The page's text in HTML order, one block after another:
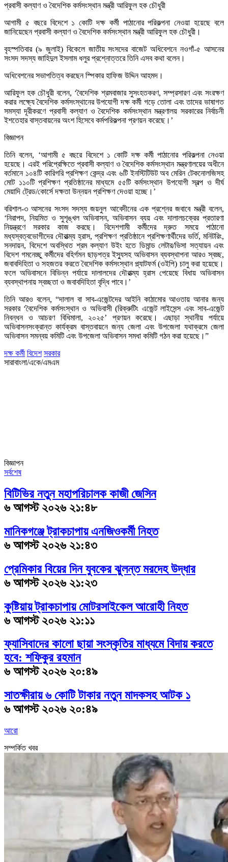
প্রবাসী কল্যাণ ও বৈদেশিক কর্মসংস্থান মন্ত্রী আরিফুল হক চৌধুরী
আগামী ৫ বছরে বিদেশে ১ কোটি দক্ষ কর্মী পাঠানোর পরিকল্পনা নেওয়া হয়েছে বলে
জানিয়েছেন প্রবাসী কল্যাণ ও বৈদেশিক কর্মসংস্থান মন্ত্রী আরিফুল হক চৌধুরী।
বৃহস্পতিবার (৯ জুলাই) বিকেলে জাতীয় সংসদের বাজেট অধিবেশনে নওগাঁ-৫ আসনের
সংসদ সদস্য জাহিদুল ইসলাম ধলুর প্রশ্নোত্তরে তিনি এসব কথা বলেন।
অধিবেশনের সভাপতিত্ব করছেন স্পিকার হাফিজ উদ্দিন আহমদ।
আরিফুল হক চৌধুরী বলেন, ‘বৈদেশিক শ্রমবাজার সুসংহতকরণ, সম্প্রসারণ এবং সংরক্ষণ
করার লক্ষ্যে বৈদেশিক কর্মসংস্থানের উপযোগী দক্ষ কর্মী গড়ে তোলা এবং তাদের ভাষাগত
সমস্যা দূরীকরণে প্রবাসী কল্যাণ ও বৈদেশিক কর্মসংস্থান মন্ত্রণালয় সরকারের নির্বাচনী
ইশতেহার বাস্তবায়নের অংশ হিসেবে কর্মপরিকল্পনা প্রণয়ন করেছে।’
বিজ্ঞাপন
তিনি বলেন, ‘আগামী ৫ বছরে বিদেশে ১ কোটি দক্ষ কর্মী পাঠানোর পরিকল্পনা নেওয়া
হয়েছে। এরই পরিপ্রেক্ষিতে প্রবাসী কল্যাণ ও বৈদেশিক কর্মসংস্থান মন্ত্রণালয়ের অধীনে
বর্তমানে ১০৪টি কারিগরি প্রশিক্ষণ কেন্দ্র এবং ৬টি ইনস্টিটিউট অব মেরিন টেকনোলজিসহ
মোট ১১০টি প্রশিক্ষণ প্রতিষ্ঠানের মাধ্যমে ৫৫টি কর্মসংস্থান উপযোগী স্বল্প ও দীর্ঘ
মেয়াদি ট্রেড/কোর্সে দক্ষতা উন্নয়ন প্রশিক্ষণ দেওয়া হচ্ছে।’
বরিশাল-৩ আসনের সংসদ সদস্য জয়নুল আবেদীনের এক প্রশ্নের জবাবে মন্ত্রী বলেন,
‘নিরাপদ, নিয়মিত ও সুশৃঙ্খল অভিবাসন, অভিবাসন ব্যয় এবং দালালচক্রের প্রতারণা
নিয়ন্ত্রণে সরকার কাজ করছে। বিদেশগামী কর্মীদের দ্রুত সময়ে পাঠানো
মধ্যস্বত্বভোগীদের দৌরাত্ম্য হ্রাস, প্রশিক্ষণ প্রতিষ্ঠানে প্রশিক্ষণার্থীদের ভর্তি, মনিটরিং,
সনদায়ন, বিদেশে অবস্থিত শ্রম কল্যাণ উইং হতে ডিমান্ড লেটার/ভিসা সত্যায়ন এবং
বিদেশ গমনেচ্ছু কর্মীদের বহির্গমন ছাড়পত্র ইস্যুসহ অভিবাসন ব্যবস্থাপনা আরও স্বচ্ছ,
জবাবদিহিতা ও সহজতর করতে বৈদেশিক কর্মসংস্থান প্ল্যাটফর্ম (ওইপি) চালু করা হয়েছে।
ফলে অভিবাসনে বিভিন্ন পর্যায়ে দালালদের দৌরাত্ম্য হ্রাস পেয়েছে বিধায় অভিবাসন
ব্যবস্থাপনায় স্বচ্ছতা ও জবাবদিহিতা বৃদ্ধি পাবে।’
তিনি আরও বলেন, “দালাল বা সাব-এজেন্টদের আইনি কাঠামোর আওতায় আনার জন্য
সরকার ‘বৈদেশিক কর্মসংস্থান ও অভিবাসী (রিক্রুটিং এজেন্ট লাইসেন্স এবং সাব-এজেন্ট
নিবন্ধন ও আচরণ বিধিমালা, ২০২৫’ প্রণয়ন করেছে। এছাড়া স্থানীয় পর্যায়ে
অভিবাসনসংক্রান্ত কার্যক্রম বাস্তবায়নে জন্য জেলা এবং উপজেলা যথাক্রমে জেলা
অভিবাসন সমন্বয় কমিটি এবং উপজেলা অভিবাসন সমধা কমিটি গঠন করা হয়েছে।”
দক্ষ কর্মী বিদেশ সরকার
সারাবাংলা/একে/এমএম
বিজ্ঞাপন
সর্বশেষ
বিটিভির নতুন মহাপরিচালক কাজী জেসিন
৬ আগস্ট ২০২৬ ২১:৪৮
মানিকগঞ্জে ট্রাকচাপায় এনজিওকর্মী নিহত
৬ আগস্ট ২০২৬ ২১:৪৩
প্রেমিকার বিয়ের দিন যুবকের ঝুলন্ত মরদেহ উদ্ধার
৬ আগস্ট ২০২৬ ২১:২৩
কুষ্টিয়ায় ট্রাকচাপায় মোটরসাইকেল আরোহী নিহত
৬ আগস্ট ২০২৬ ২১:১১
ফ্যাসিবাদের কালো ছায়া সংস্কৃতির মাধ্যমে বিদায় করতে
হবে: শফিকুর রহমান
৬ আগস্ট ২০২৬ ২০:৪৯
সাতক্ষীরায় ৬ কোটি টাকার নতুন মাদকসহ আটক ১
৬ আগস্ট ২০২৬ ২০:৪৯
আরো
সম্পর্কিত খবর